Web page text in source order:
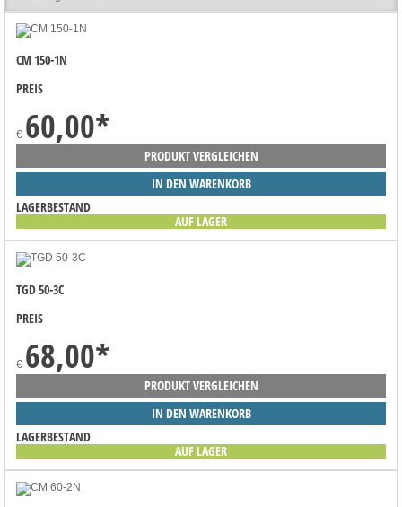
CM 150-1N
PREIS
€ 60,00*
PRODUKT VERGLEICHEN
IN DEN WARENKORB
LAGERBESTAND
AUF LAGER
TGD 50-3C
PREIS
€ 68,00*
PRODUKT VERGLEICHEN
IN DEN WARENKORB
LAGERBESTAND
AUF LAGER